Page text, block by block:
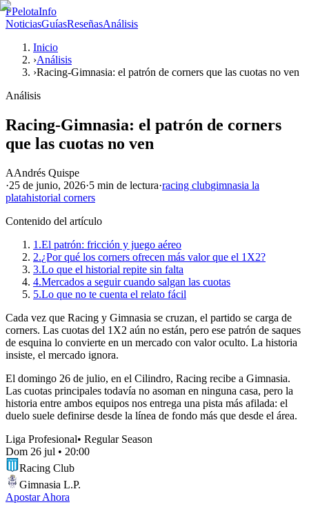
PPelotaInfo
NoticiasGuíasReseñasAnálisis
Inicio
›Análisis
›Racing-Gimnasia: el patrón de corners que las cuotas no ven
Análisis
Racing-Gimnasia: el patrón de corners
que las cuotas no ven
AAndrés Quispe
·25 de junio, 2026·5 min de lectura·racing clubgimnasia la
platahistorial corners
Contenido del artículo
1.El patrón: fricción y juego aéreo
2.¿Por qué los corners ofrecen más valor que el 1X2?
3.Lo que el historial repite sin falta
4.Mercados a seguir cuando salgan las cuotas
5.Lo que no te cuenta el relato fácil
Cada vez que Racing y Gimnasia se cruzan, el partido se carga de
corners. Las cuotas del 1X2 aún no están, pero ese patrón de saques
de esquina lo convierte en un mercado con valor oculto. La historia
insiste, el mercado ignora.
El domingo 26 de julio, en el Cilindro, Racing recibe a Gimnasia.
Las cuotas principales todavía no asoman en ninguna casa, pero la
historia entre ambos equipos nos entrega una pista más afilada: el
duelo suele definirse desde la línea de fondo más que desde el área.
Liga Profesional• Regular Season
Dom 26 jul • 20:00
Racing Club
Gimnasia L.P.
Apostar Ahora